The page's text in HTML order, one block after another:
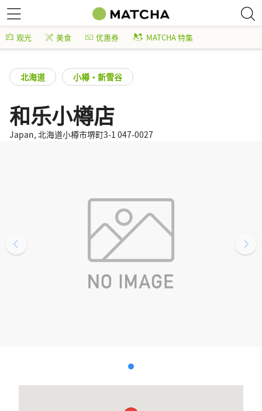
观光 美食 优惠券 MATCHA 特集
北海道 小樽・新雪谷
和乐小樽店
Japan, 北海道小樽市堺町3-1 047-0027